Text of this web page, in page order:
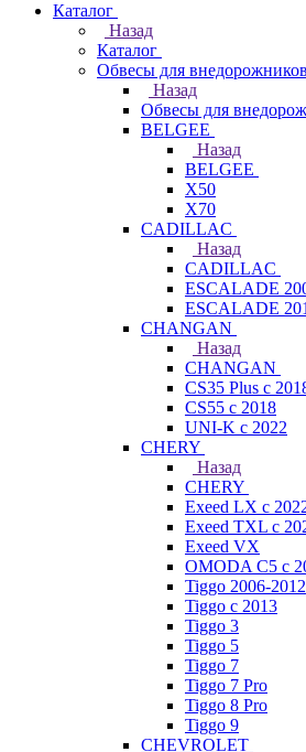
Каталог
Назад
Каталог
Обвесы для внедорожников
Назад
Обвесы для
BELGEE
Назад
BELGEE
X50
X70
CADILLAC
Назад
CADILLAC
ESCALADE
ESCALADE
CHANGAN
Назад
CHANGAN
CS35 Plus с
CS55 с 2018
UNI-K с 2022
CHERY
Назад
CHERY
Exeed LX с
Exeed TXL с
Exeed VX
OMODA C5 с
Tiggo 2006-2012
Tiggo с 2013
Tiggo 3
Tiggo 5
Tiggo 7
Tiggo 7 Pro
Tiggo 8 Pro
Tiggo 9
CHEVROLET